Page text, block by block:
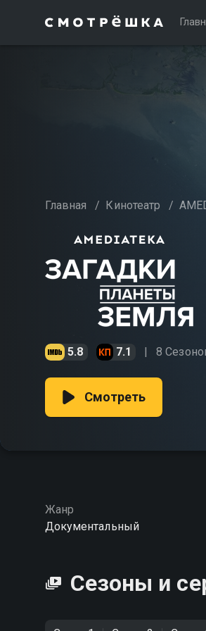
Главная / Кинотеатр /
5.8 7.1 8
Смотреть
Жанр
Документальный
Сезоны и